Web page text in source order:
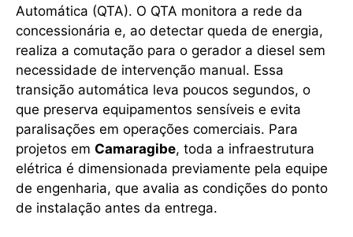
Automática (QTA). O QTA monitora a rede da
concessionária e, ao detectar queda de energia,
realiza a comutação para o gerador a diesel sem
necessidade de intervenção manual. Essa
transição automática leva poucos segundos, o
que preserva equipamentos sensíveis e evita
paralisações em operações comerciais. Para
projetos em Camaragibe, toda a infraestrutura
elétrica é dimensionada previamente pela equipe
de engenharia, que avalia as condições do ponto
de instalação antes da entrega.